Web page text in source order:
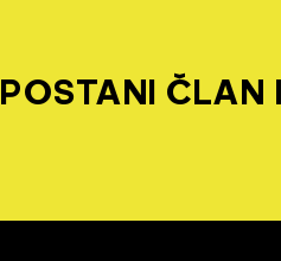
POSTANI ČLAN